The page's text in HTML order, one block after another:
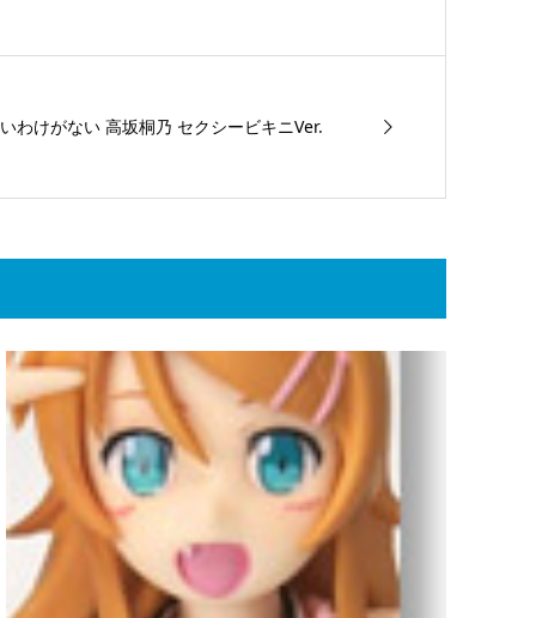
わけがない 高坂桐乃 セクシービキニVer.